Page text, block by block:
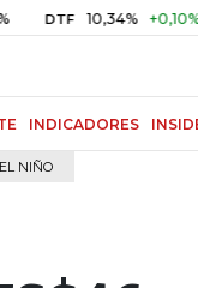
10,34% +0,10% +0,98%
INDICADORES
NIÑO